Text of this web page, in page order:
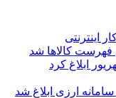
فهرست کالاها شد
ابلاغ کرد
ارزی ابلاغ شد